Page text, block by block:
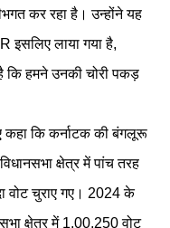
कर रहा है। उन्होंने यह
इसलिए लाया गया है,
कि हमने उनकी चोरी पकड़
कहा कि कर्नाटक की बंगलूरू
क्षेत्र में पांच तरह
वोट चुराए गए। 2024 के
क्षेत्र में 1,00,250 वोट